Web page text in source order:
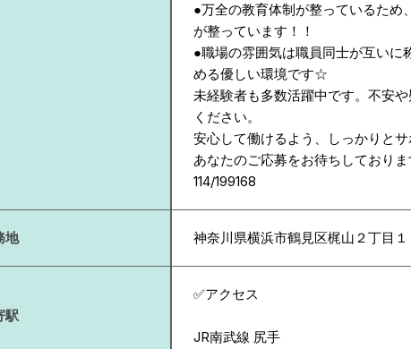
●万全の教育体制が整っているため
が整っています！！
●職場の雰囲気は職員同士が互いに
める優しい環境です☆
未経験者も多数活躍中です。不安
ください。
安心して働けるよう、しっかりとサ
あなたのご応募をお待ちしており
114/199168
地 神奈川県横浜市鶴見区梶山２丁目１
駅
✅アクセス
JR南武線 尻手